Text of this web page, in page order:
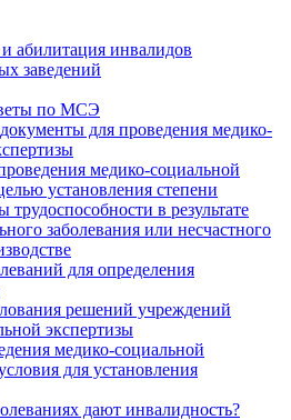
абилитация инвалидов
заведений
по МСЭ
для проведения медико-
медико-социальной
установления степени
трудоспособности в результате
заболевания или несчастного
для определения
решений учреждений
экспертизы
медико-социальной
для установления
дают инвалидность?